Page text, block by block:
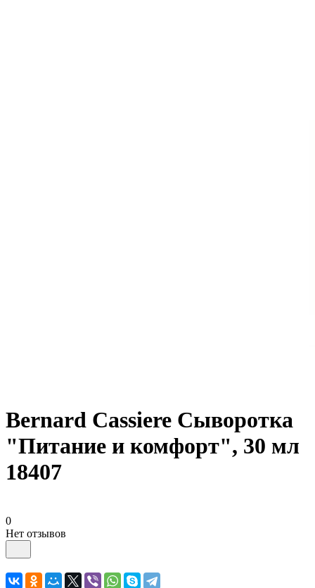
Bernard Cassiere Сыворотка
"Питание и комфорт", 30 мл
18407
0
Нет отзывов